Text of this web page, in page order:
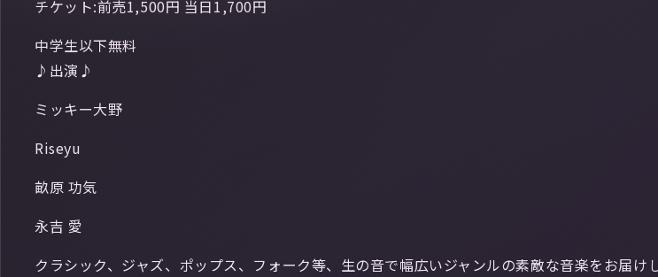
チケット:前売1,500円 当日1,700円
中学生以下無料
♪出演♪
ミッキー大野
Riseyu
畝原 功気
永吉 愛
クラシック、ジャズ、ポップス、フォーク等、生の音で幅広いジャンルの素敵な音楽をお届けし